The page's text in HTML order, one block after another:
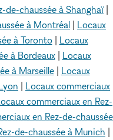
de-chaussée à Shanghaï|
à Montréal | Locaux
à Toronto| Locaux
à Bordeaux| Locaux
à Marseille| Locaux
| Locaux commerciaux
commerciaux en Rez-
en Rez-de-chaussée
de-chaussée à Munich |